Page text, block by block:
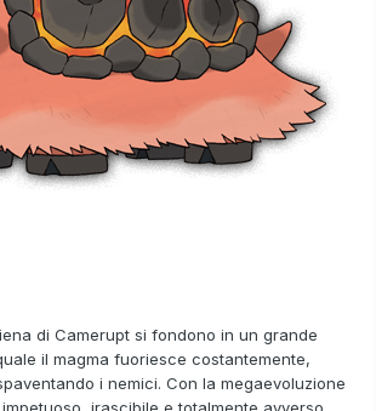
di Camerupt si fondono in un grande
il magma fuoriesce costantemente,
i nemici. Con la megaevoluzione
irascibile e totalmente avverso